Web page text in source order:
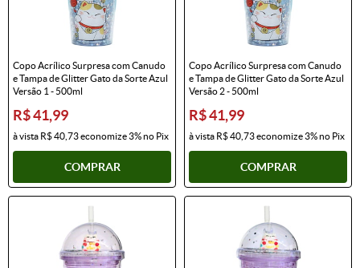
Copo Acrílico Surpresa com Canudo
e Tampa de Glitter Gato da Sorte Azul
Versão 1 - 500ml
R$ 41,99
à vista R$ 40,73economize3%no Pix
COMPRAR
Copo Acrílico Surpresa com Canudo
e Tampa de Glitter Gato da Sorte Azul
Versão 2 - 500ml
R$ 41,99
à vista R$ 40,73economize3%no Pix
COMPRAR